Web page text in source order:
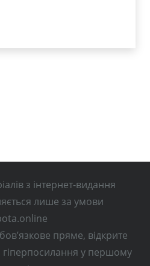
з інтернет-видання
лише за умови
пряме, відкрите
у першому